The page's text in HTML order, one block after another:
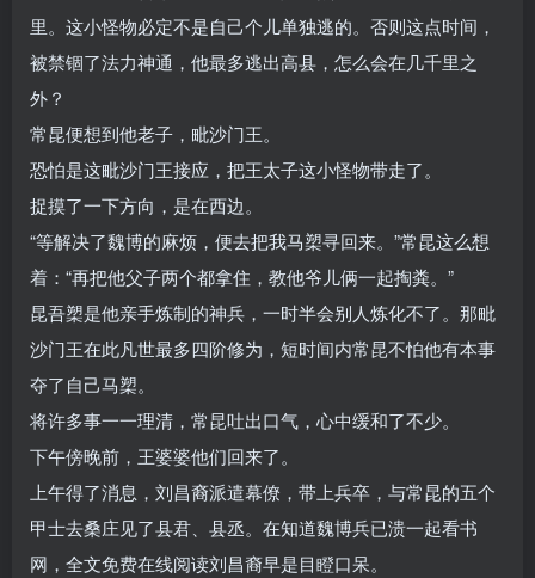
里。这小怪物必定不是自己个儿单独逃的。否则这点时间，
被禁锢了法力神通，他最多逃出高县，怎么会在几千里之
外？
常昆便想到他老子，毗沙门王。
恐怕是这毗沙门王接应，把王太子这小怪物带走了。
捉摸了一下方向，是在西边。
“等解决了魏博的麻烦，便去把我马槊寻回来。”常昆这么想
着：“再把他父子两个都拿住，教他爷儿俩一起掏粪。”
昆吾槊是他亲手炼制的神兵，一时半会别人炼化不了。那毗
沙门王在此凡世最多四阶修为，短时间内常昆不怕他有本事
夺了自己马槊。
将许多事一一理清，常昆吐出口气，心中缓和了不少。
下午傍晚前，王婆婆他们回来了。
上午得了消息，刘昌裔派遣幕僚，带上兵卒，与常昆的五个
甲士去桑庄见了县君、县丞。在知道魏博兵已溃一起看书
网，全文免费在线阅读刘昌裔早是目瞪口呆。